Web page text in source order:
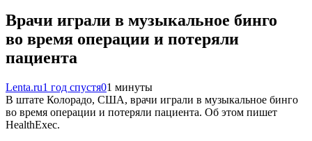
Врачи играли в музыкальное бинго
во время операции и потеряли
пациента
Lenta.ru1 год спустя01 минуты
В штате Колорадо, США, врачи играли в музыкальное бинго
во время операции и потеряли пациента. Об этом пишет
HealthExec.